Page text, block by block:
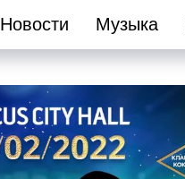
Новости Музыка